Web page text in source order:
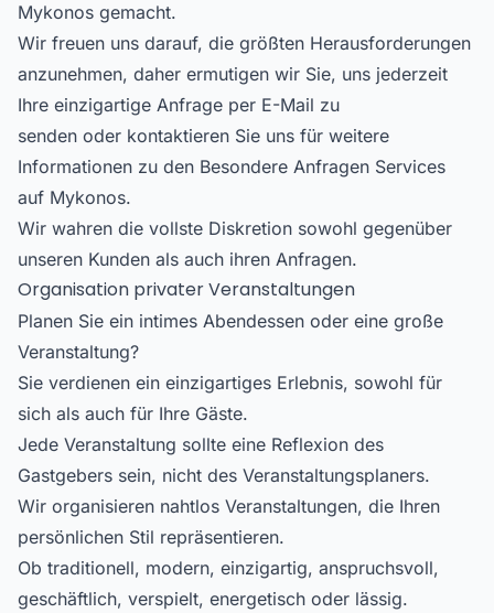
Mykonos gemacht.
Wir freuen uns darauf, die größten Herausforderungen
anzunehmen, daher ermutigen wir Sie, uns jederzeit
Ihre einzigartige Anfrage per E-Mail zu
senden oder kontaktieren Sie uns für weitere
Informationen zu den Besondere Anfragen Services
auf Mykonos.
Wir wahren die vollste Diskretion sowohl gegenüber
unseren Kunden als auch ihren Anfragen.
Organisation privater Veranstaltungen
Planen Sie ein intimes Abendessen oder eine große
Veranstaltung?
Sie verdienen ein einzigartiges Erlebnis, sowohl für
sich als auch für Ihre Gäste.
Jede Veranstaltung sollte eine Reflexion des
Gastgebers sein, nicht des Veranstaltungsplaners.
Wir organisieren nahtlos Veranstaltungen, die Ihren
persönlichen Stil repräsentieren.
Ob traditionell, modern, einzigartig, anspruchsvoll,
geschäftlich, verspielt, energetisch oder lässig.